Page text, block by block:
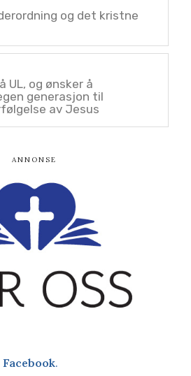
og det kristne
UL, og ønsker å
generasjon til
av Jesus
Facebook.